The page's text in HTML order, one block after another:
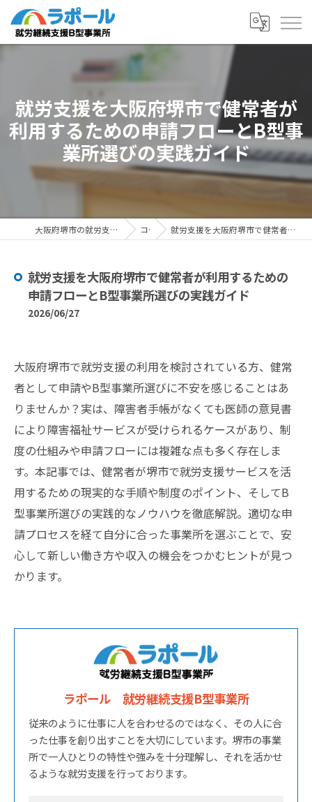
就労支援を大阪府堺市で健常者が
利用するための申請フローとB型事
業所選びの実践ガイド
大阪府堺市の就労支援ならラポール 就労継続支援B型事業所 コラム 就労支援を大阪府堺市で健常者が利用するための申請フローとB型事業所選びの実践ガイド
就労支援を大阪府堺市で健常者が利用するための
申請フローとB型事業所選びの実践ガイド
2026/06/27
大阪府堺市で就労支援の利用を検討されている方、健常
者として申請やB型事業所選びに不安を感じることはあ
りませんか？実は、障害者手帳がなくても医師の意見書
により障害福祉サービスが受けられるケースがあり、制
度の仕組みや申請フローには複雑な点も多く存在しま
す。本記事では、健常者が堺市で就労支援サービスを活
用するための現実的な手順や制度のポイント、そしてB
型事業所選びの実践的なノウハウを徹底解説。適切な申
請プロセスを経て自分に合った事業所を選ぶことで、安
心して新しい働き方や収入の機会をつかむヒントが見つ
かります。
ラポール 就労継続支援B型事業所
従来のように仕事に人を合わせるのではなく、その人に合
った仕事を創り出すことを大切にしています。堺市の事業
所で一人ひとりの特性や強みを十分理解し、それを活かせ
るような就労支援を行っております。